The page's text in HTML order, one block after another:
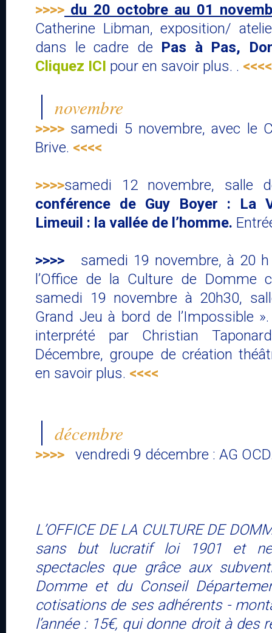
>>>> du 20 octobre au 01
Catherine Libman, exposition/
dans le cadre de Pas à Pas,
Cliquez ICI pour en savoir plus. . <<<<
novembre
>>>> samedi 5 novembre, avec le
Brive. <<<<
>>>>samedi 12 novembre, salle
conférence de Guy Boyer : La
Limeuil : la vallée de l’homme.
>>>> samedi 19 novembre, à 20 h
l’Office de la Culture de Domme
samedi 19 novembre à 20h30,
Grand Jeu à bord de l’Impossible
interprété par Christian
Décembre, groupe de création
en savoir plus. <<<<
décembre
>>>> vendredi 9 décembre : AG
L’OFFICE DE LA CULTURE DE
sans but lucratif loi 1901 et
spectacles que grâce aux
Domme et du Conseil
cotisations de ses adhérents -
l’année : 15€, qui donne droit à des